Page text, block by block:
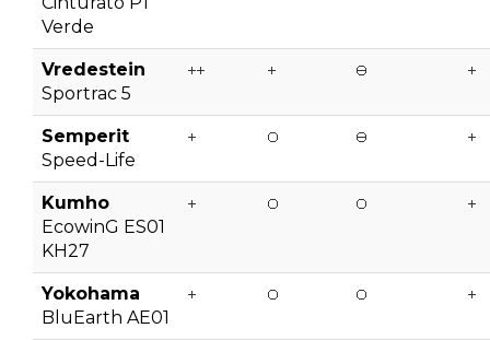
Verde
Vredestein
Sportrac 5
Semperit
Speed-Life
Kumho
EcowinG ES01
KH27
Yokohama
BluEarth AE01